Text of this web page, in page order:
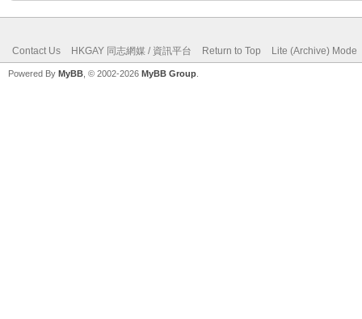
Contact Us HKGAY 同志網媒 / 資訊平台 Return to Top Lite (Archive) Mode
Powered By MyBB , © 2002-2026 MyBB Group